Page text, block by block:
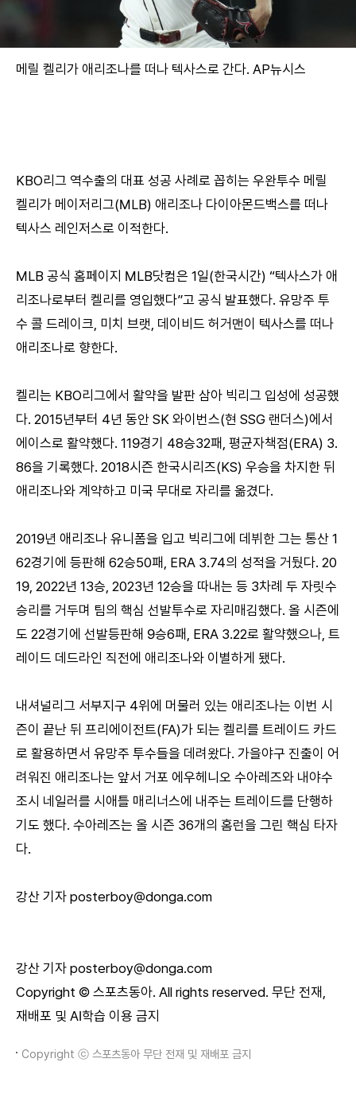
메릴 켈리가 애리조나를 떠나 텍사스로 간다. AP뉴시스
KBO리그 역수출의 대표 성공 사례로 꼽히는 우완투수 메릴
켈리가 메이저리그(MLB) 애리조나 다이아몬드백스를 떠나
텍사스 레인저스로 이적한다.
MLB 공식 홈페이지 MLB닷컴은 1일(한국시간) “텍사스가 애
리조나로부터 켈리를 영입했다”고 공식 발표했다. 유망주 투
수 콜 드레이크, 미치 브랫, 데이비드 허거맨이 텍사스를 떠나
애리조나로 향한다.
켈리는 KBO리그에서 활약을 발판 삼아 빅리그 입성에 성공했
다. 2015년부터 4년 동안 SK 와이번스(현 SSG 랜더스)에서
에이스로 활약했다. 119경기 48승32패, 평균자책점(ERA) 3.
86을 기록했다. 2018시즌 한국시리즈(KS) 우승을 차지한 뒤
애리조나와 계약하고 미국 무대로 자리를 옮겼다.
2019년 애리조나 유니폼을 입고 빅리그에 데뷔한 그는 통산 1
62경기에 등판해 62승50패, ERA 3.74의 성적을 거뒀다. 20
19, 2022년 13승, 2023년 12승을 따내는 등 3차례 두 자릿수
승리를 거두며 팀의 핵심 선발투수로 자리매김했다. 올 시즌에
도 22경기에 선발등판해 9승6패, ERA 3.22로 활약했으나, 트
레이드 데드라인 직전에 애리조나와 이별하게 됐다.
내셔널리그 서부지구 4위에 머물러 있는 애리조나는 이번 시
즌이 끝난 뒤 프리에이전트(FA)가 되는 켈리를 트레이드 카드
로 활용하면서 유망주 투수들을 데려왔다. 가을야구 진출이 어
려워진 애리조나는 앞서 거포 에우헤니오 수아레즈와 내야수
조시 네일러를 시애틀 매리너스에 내주는 트레이드를 단행하
기도 했다. 수아레즈는 올 시즌 36개의 홈런을 그린 핵심 타자
다.
강산 기자 posterboy@donga.com
강산 기자 posterboy@donga.com
Copyright © 스포츠동아. All rights reserved. 무단 전재,
재배포 및 AI학습 이용 금지
Copyright ⓒ 스포츠동아 무단 전재 및 재배포 금지